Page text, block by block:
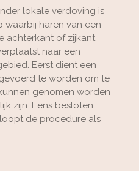
lokale verdoving is
waarbij haren van een
achterkant of zijkant
naar een
Eerst dient een
te worden om te
genomen worden
zijn. Eens besloten
de procedure als